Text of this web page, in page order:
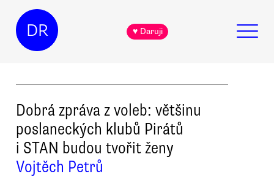
DR ♥ Daruji
Dobrá zpráva z voleb: většinu
poslaneckých klubů Pirátů
i STAN budou tvořit ženy
Vojtěch Petrů